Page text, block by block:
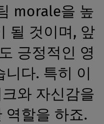
morale을 높
될 것이며, 앞
긍정적인 영
다. 특히 이
와 자신감을
역할을 하죠.